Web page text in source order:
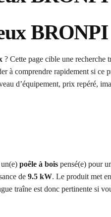
? Cette page cible une recherche
à comprendre rapidement si ce
d’équipement, prix repéré,
poêle à bois pensé(e) pour
de 9.5 kW. Le produit met
traîne est donc pertinente si